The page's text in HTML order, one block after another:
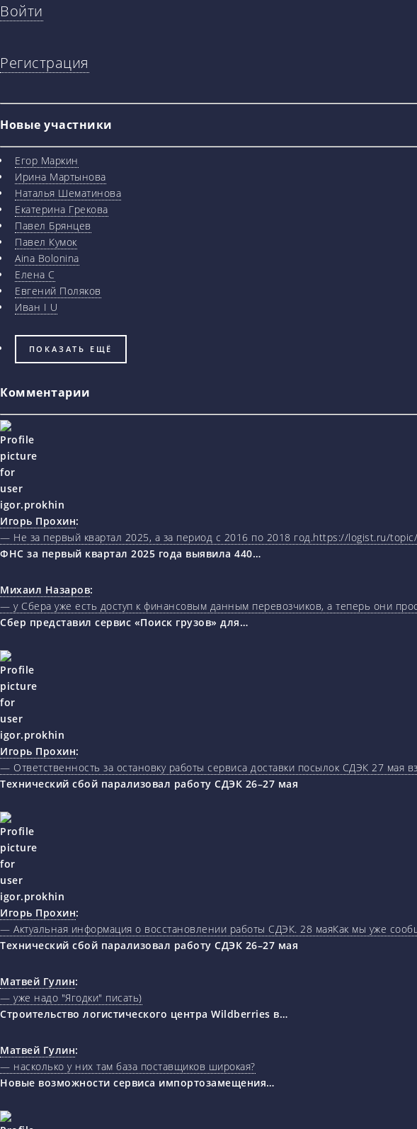
Войти
Регистрация
Новые участники
Егор Маркин
Ирина Мартынова
Наталья Шематинова
Екатерина Грекова
Павел Брянцев
Павел Кумок
Aina Bolonina
Елена С
Евгений Поляков
Иван I U
ПОКАЗАТЬ ЕЩЁ
Комментарии
Игорь Прохин:
— Не за первый квартал 2025, а за период с 2016 по 2018 год.https://logist.ru/
ФНС за первый квартал 2025 года выявила 440…
Михаил Назаров:
— у Сбера уже есть доступ к финансовым данным перевозчиков, а теперь они
Сбер представил сервис «Поиск грузов» для…
Игорь Прохин:
— Ответственность за остановку работы сервиса доставки посылок СДЭК 27 мая
Технический сбой парализовал работу СДЭК 26–27 мая
Игорь Прохин:
— Актуальная информация о восстановлении работы СДЭК. 28 маяКак мы уже
Технический сбой парализовал работу СДЭК 26–27 мая
Матвей Гулин:
— уже надо "Ягодки" писать)
Строительство логистического центра Wildberries в…
Матвей Гулин:
— насколько у них там база поставщиков широкая?
Новые возможности сервиса импортозамещения…